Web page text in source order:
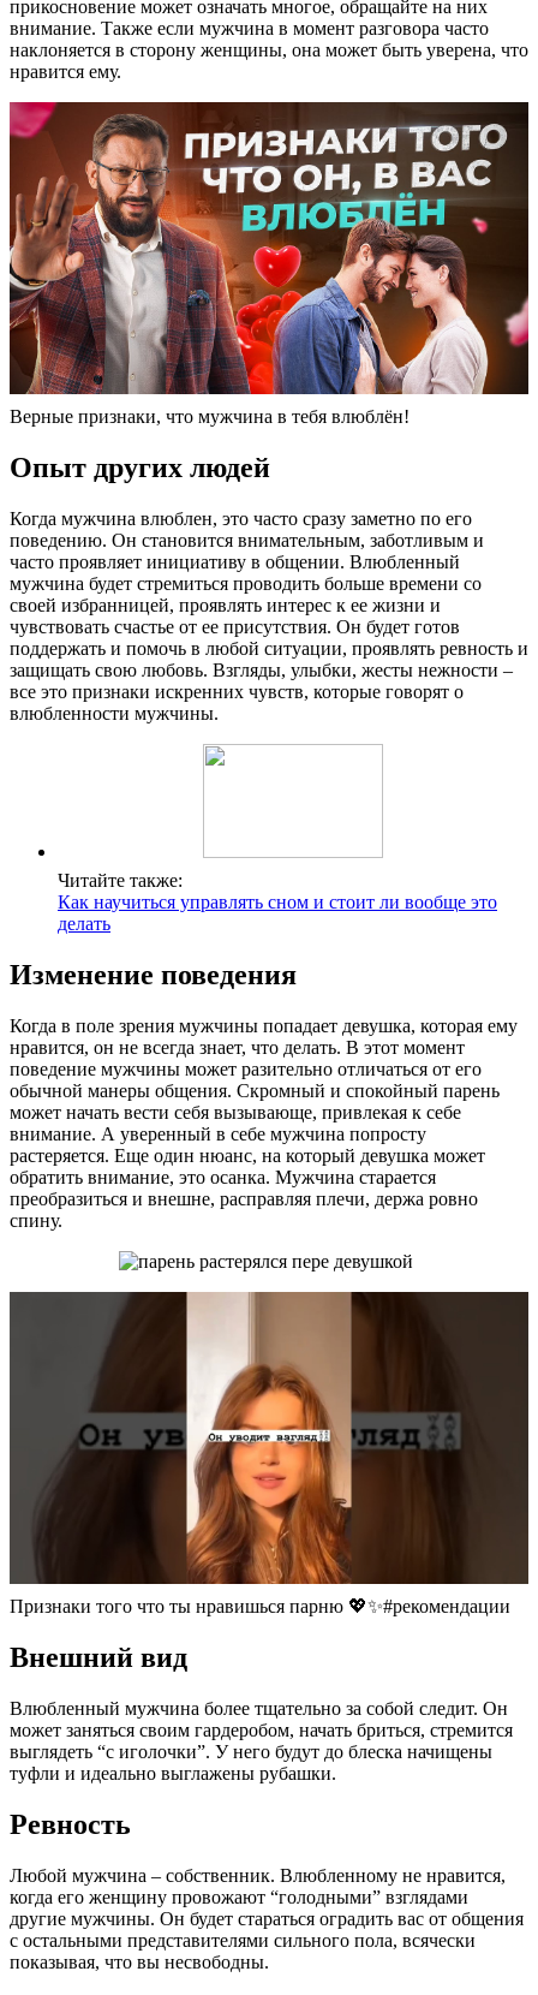
прикосновение может означать многое, обращайте на них
внимание. Также если мужчина в момент разговора часто
наклоняется в сторону женщины, она может быть уверена, что
нравится ему.
Верные признаки, что мужчина в тебя влюблён!
Опыт других людей
Когда мужчина влюблен, это часто сразу заметно по его
поведению. Он становится внимательным, заботливым и
часто проявляет инициативу в общении. Влюбленный
мужчина будет стремиться проводить больше времени со
своей избранницей, проявлять интерес к ее жизни и
чувствовать счастье от ее присутствия. Он будет готов
поддержать и помочь в любой ситуации, проявлять ревность и
защищать свою любовь. Взгляды, улыбки, жесты нежности –
все это признаки искренних чувств, которые говорят о
влюбленности мужчины.
Читайте также:
Как научиться управлять сном и стоит ли вообще это
делать
Изменение поведения
Когда в поле зрения мужчины попадает девушка, которая ему
нравится, он не всегда знает, что делать. В этот момент
поведение мужчины может разительно отличаться от его
обычной манеры общения. Скромный и спокойный парень
может начать вести себя вызывающе, привлекая к себе
внимание. А уверенный в себе мужчина попросту
растеряется. Еще один нюанс, на который девушка может
обратить внимание, это осанка. Мужчина старается
преобразиться и внешне, расправляя плечи, держа ровно
спину.
Признаки того что ты нравишься парню 💖✨#рекомендации
Внешний вид
Влюбленный мужчина более тщательно за собой следит. Он
может заняться своим гардеробом, начать бриться, стремится
выглядеть “с иголочки”. У него будут до блеска начищены
туфли и идеально выглажены рубашки.
Ревность
Любой мужчина – собственник. Влюбленному не нравится,
когда его женщину провожают “голодными” взглядами
другие мужчины. Он будет стараться оградить вас от общения
с остальными представителями сильного пола, всячески
показывая, что вы несвободны.